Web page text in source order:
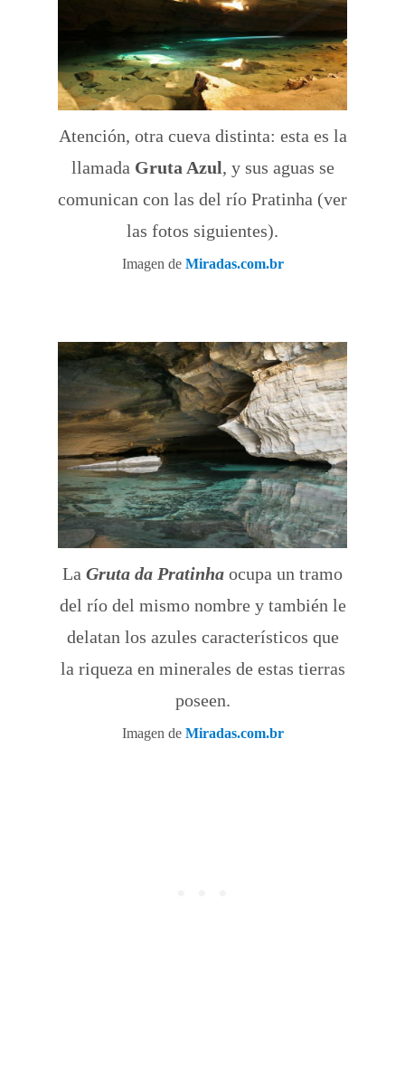
Atención, otra cueva distinta: esta es la
llamada Gruta Azul, y sus aguas se
comunican con las del río Pratinha (ver
las fotos siguientes).
Imagen de Miradas.com.br
La Gruta da Pratinha ocupa un tramo
del río del mismo nombre y también le
delatan los azules característicos que
la riqueza en minerales de estas tierras
poseen.
Imagen de Miradas.com.br